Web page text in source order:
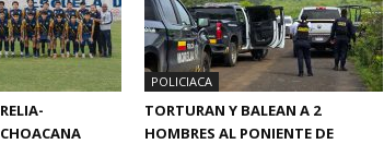
POLICIACA
TORTURAN Y BALEAN A 2
HOMBRES AL PONIENTE DE